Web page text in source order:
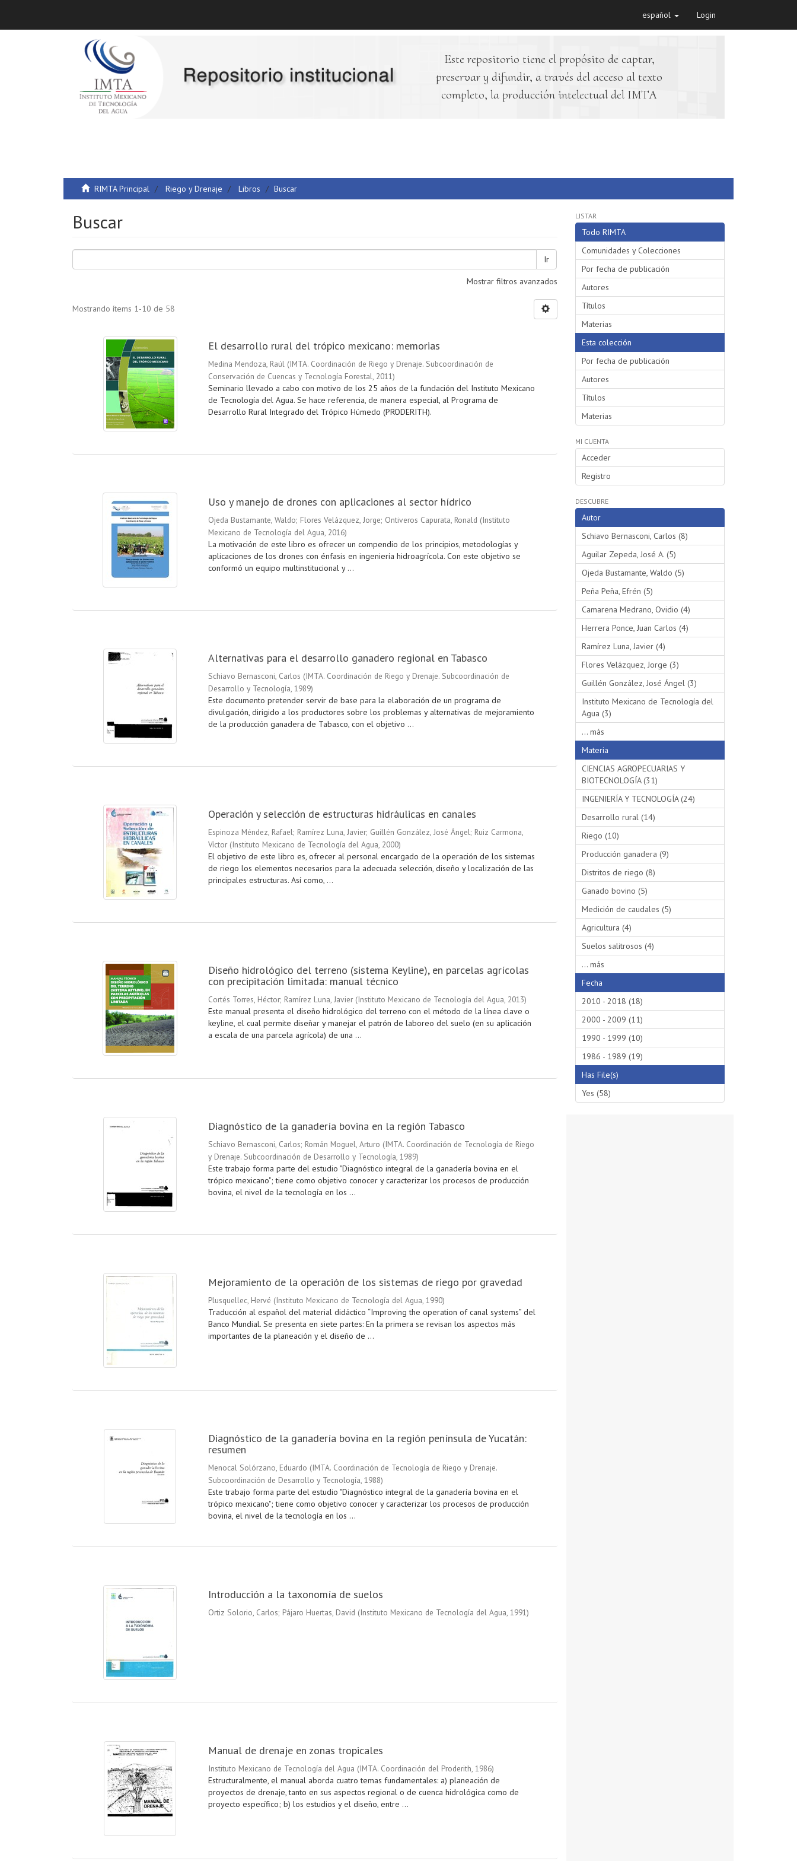
español Login
Este repositorio tiene el propósito de captar,
preservar y difundir, a través del acceso al texto
completo, la producción intelectual del IMTA
RIMTA Principal Riego y Drenaje Libros Buscar
Buscar
Ir
Mostrar filtros avanzados
Mostrando ítems 1-10 de 58
El desarrollo rural del trópico mexicano: memorias
Medina Mendoza, Raúl (IMTA. Coordinación de Riego y Drenaje. Subcoordinación de
Conservación de Cuencas y Tecnología Forestal, 2011)
Seminario llevado a cabo con motivo de los 25 años de la fundación del Instituto Mexicano
de Tecnología del Agua. Se hace referencia, de manera especial, al Programa de
Desarrollo Rural Integrado del Trópico Húmedo (PRODERITH).
Uso y manejo de drones con aplicaciones al sector hídrico
Ojeda Bustamante, Waldo; Flores Velázquez, Jorge; Ontiveros Capurata, Ronald (Instituto
Mexicano de Tecnología del Agua, 2016)
La motivación de este libro es ofrecer un compendio de los principios, metodologías y
aplicaciones de los drones con énfasis en ingeniería hidroagrícola. Con este objetivo se
conformó un equipo multinstitucional y ...
Alternativas para el desarrollo ganadero regional en Tabasco
Schiavo Bernasconi, Carlos (IMTA. Coordinación de Riego y Drenaje. Subcoordinación de
Desarrollo y Tecnología, 1989)
Este documento pretender servir de base para la elaboración de un programa de
divulgación, dirigido a los productores sobre los problemas y alternativas de mejoramiento
de la producción ganadera de Tabasco, con el objetivo ...
Operación y selección de estructuras hidráulicas en canales
Espinoza Méndez, Rafael; Ramírez Luna, Javier; Guillén González, José Ángel; Ruiz Carmona,
Víctor (Instituto Mexicano de Tecnología del Agua, 2000)
El objetivo de este libro es, ofrecer al personal encargado de la operación de los sistemas
de riego los elementos necesarios para la adecuada selección, diseño y localización de las
principales estructuras. Así como, ...
Diseño hidrológico del terreno (sistema Keyline), en parcelas agrícolas
con precipitación limitada: manual técnico
Cortés Torres, Héctor; Ramírez Luna, Javier (Instituto Mexicano de Tecnología del Agua, 2013)
Este manual presenta el diseño hidrológico del terreno con el método de la línea clave o
keyline, el cual permite diseñar y manejar el patrón de laboreo del suelo (en su aplicación
a escala de una parcela agrícola) de una ...
Diagnóstico de la ganadería bovina en la región Tabasco
Schiavo Bernasconi, Carlos; Román Moguel, Arturo (IMTA. Coordinación de Tecnología de Riego
y Drenaje. Subcoordinación de Desarrollo y Tecnología, 1989)
Este trabajo forma parte del estudio "Diagnóstico integral de la ganadería bovina en el
trópico mexicano"; tiene como objetivo conocer y caracterizar los procesos de producción
bovina, el nivel de la tecnología en los ...
Mejoramiento de la operación de los sistemas de riego por gravedad
Plusquellec, Hervé (Instituto Mexicano de Tecnología del Agua, 1990)
Traducción al español del material didáctico “Improving the operation of canal systems” del
Banco Mundial. Se presenta en siete partes: En la primera se revisan los aspectos más
importantes de la planeación y el diseño de ...
Diagnóstico de la ganadería bovina en la región península de Yucatán:
resumen
Menocal Solórzano, Eduardo (IMTA. Coordinación de Tecnología de Riego y Drenaje.
Subcoordinación de Desarrollo y Tecnología, 1988)
Este trabajo forma parte del estudio "Diagnóstico integral de la ganadería bovina en el
trópico mexicano"; tiene como objetivo conocer y caracterizar los procesos de producción
bovina, el nivel de la tecnología en los ...
Introducción a la taxonomía de suelos
Ortiz Solorio, Carlos; Pájaro Huertas, David (Instituto Mexicano de Tecnología del Agua, 1991)
Manual de drenaje en zonas tropicales
Instituto Mexicano de Tecnología del Agua (IMTA. Coordinación del Proderith, 1986)
Estructuralmente, el manual aborda cuatro temas fundamentales: a) planeación de
proyectos de drenaje, tanto en sus aspectos regional o de cuenca hidrológica como de
proyecto específico; b) los estudios y el diseño, entre ...
LISTAR
Todo RIMTA
Comunidades y Colecciones
Por fecha de publicación
Autores
Títulos
Materias
Esta colección
Por fecha de publicación
Autores
Títulos
Materias
MI CUENTA
Acceder
Registro
DESCUBRE
Autor
Schiavo Bernasconi, Carlos (8)
Aguilar Zepeda, José A. (5)
Ojeda Bustamante, Waldo (5)
Peña Peña, Efrén (5)
Camarena Medrano, Ovidio (4)
Herrera Ponce, Juan Carlos (4)
Ramírez Luna, Javier (4)
Flores Velázquez, Jorge (3)
Guillén González, José Ángel (3)
Instituto Mexicano de Tecnología del
Agua (3)
... más
Materia
CIENCIAS AGROPECUARIAS Y
BIOTECNOLOGÍA (31)
INGENIERÍA Y TECNOLOGÍA (24)
Desarrollo rural (14)
Riego (10)
Producción ganadera (9)
Distritos de riego (8)
Ganado bovino (5)
Medición de caudales (5)
Agricultura (4)
Suelos salitrosos (4)
... más
Fecha
2010 - 2018 (18)
2000 - 2009 (11)
1990 - 1999 (10)
1986 - 1989 (19)
Has File(s)
Yes (58)